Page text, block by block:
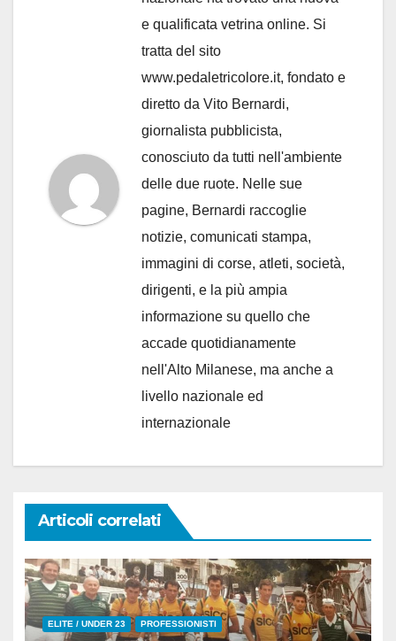
e qualificata vetrina online. Si
tratta del sito
www.pedaletricolore.it, fondato e
diretto da Vito Bernardi,
giornalista pubblicista,
conosciuto da tutti nell'ambiente
delle due ruote. Nelle sue
pagine, Bernardi raccoglie
notizie, comunicati stampa,
immagini di corse, atleti, società,
dirigenti, e la più ampia
informazione su quello che
accade quotidianamente
nell'Alto Milanese, ma anche a
livello nazionale ed
internazionale
Articoli correlati
ELITE / UNDER 23 PROFESSIONISTI